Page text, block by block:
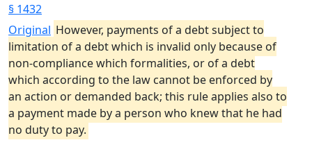
§ 1432
Original However, payments of a debt subject to
limitation of a debt which is invalid only because of
non-compliance which formalities, or of a debt
which according to the law cannot be enforced by
an action or demanded back; this rule applies also to
a payment made by a person who knew that he had
no duty to pay.